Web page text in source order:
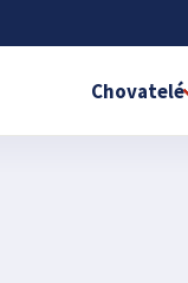
Chovatelé